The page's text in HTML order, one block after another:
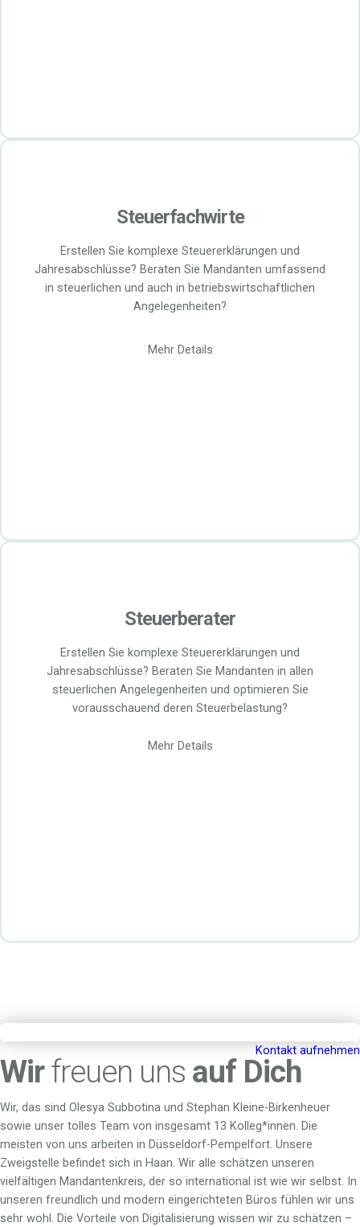
Steuerfachwirte
Erstellen Sie komplexe Steuererklärungen und
Jahresabschlüsse? Beraten Sie Mandanten umfassend
in steuerlichen und auch in betriebswirtschaftlichen
Angelegenheiten?
Mehr Details
Steuerberater
Erstellen Sie komplexe Steuererklärungen und
Jahresabschlüsse? Beraten Sie Mandanten in allen
steuerlichen Angelegenheiten und optimieren Sie
vorausschauend deren Steuerbelastung?
Mehr Details
Kontakt aufnehmen
Wirfreuen uns auf Dich
Wir, das sind Olesya Subbotina und Stephan Kleine-Birkenheuer
sowie unser tolles Team von insgesamt 13 Kolleg*innen. Die
meisten von uns arbeiten in Düsseldorf-Pempelfort. Unsere
Zweigstelle befindet sich in Haan. Wir alle schätzen unseren
vielfältigen Mandantenkreis, der so international ist wie wir selbst. In
unseren freundlich und modern eingerichteten Büros fühlen wir uns
sehr wohl. Die Vorteile von Digitalisierung wissen wir zu schätzen –